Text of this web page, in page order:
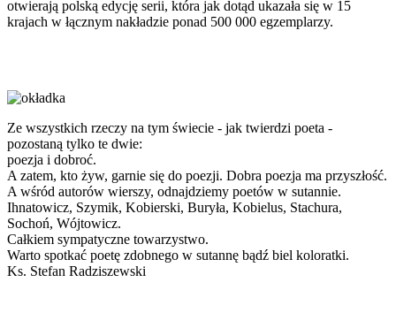
otwierają polską edycję serii, która jak dotąd ukazała się w 15
krajach w łącznym nakładzie ponad 500 000 egzemplarzy.
Ze wszystkich rzeczy na tym świecie - jak twierdzi poeta -
pozostaną tylko te dwie:
poezja i dobroć.
A zatem, kto żyw, garnie się do poezji. Dobra poezja ma przyszłość.
A wśród autorów wierszy, odnajdziemy poetów w sutannie.
Ihnatowicz, Szymik, Kobierski, Buryła, Kobielus, Stachura,
Sochoń, Wójtowicz.
Całkiem sympatyczne towarzystwo.
Warto spotkać poetę zdobnego w sutannę bądź biel koloratki.
Ks. Stefan Radziszewski